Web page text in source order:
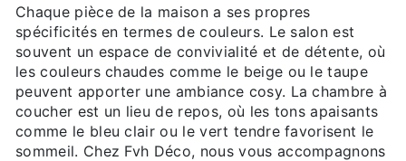
Chaque pièce de la maison a ses propres
spécificités en termes de couleurs. Le salon est
souvent un espace de convivialité et de détente, où
les couleurs chaudes comme le beige ou le taupe
peuvent apporter une ambiance cosy. La chambre à
coucher est un lieu de repos, où les tons apaisants
comme le bleu clair ou le vert tendre favorisent le
sommeil. Chez Fvh Déco, nous vous accompagnons